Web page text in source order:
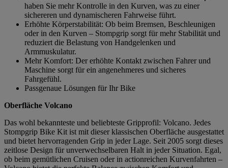
haben Sie mehr Kontrolle in den Kurven, was zu einer
sichereren und dynamischeren Fahrweise führt.
Erhöhte Körperstabilität: Ob beim Bremsen, Beschleunigen
oder in den Kurven – Stompgrip sorgt für mehr Stabilität und
reduziert die Belastung von Handgelenken und
Armmuskulatur.
Mehr Komfort: Der erhöhte Kontakt zwischen Fahrer und
Maschine sorgt für ein angenehmeres und sicheres
Fahrgefühl.
Passgenaue Lösungen für Ihr Bike
Oberfläche Volcano
Das wohl bekannteste und beliebteste Gripprofil: Volcano. Jedes
Stompgrip Bike Kit ist mit dieser klassischen Oberfläche ausgestattet
und bietet hervorragenden Grip in jeder Lage. Seit 2005 sorgt dieses
zeitlose Design für unverwechselbaren Halt in jeder Situation. Egal,
ob beim gemütlichen Cruisen oder in actionreichen Kurvenfahrten –